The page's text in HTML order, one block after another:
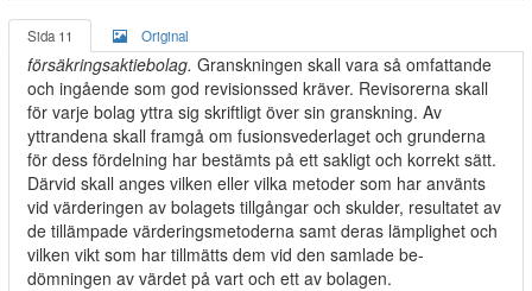
Sida 11 Original
försäkringsaktiebolag. Granskningen skall vara så omfattande
och ingående som god revisionssed kräver. Revisorerna skall
för varje bolag yttra sig skriftligt över sin granskning. Av
yttrandena skall framgå om fusionsvederlaget och grunderna
för dess fördelning har bestämts på ett sakligt och korrekt sätt.
Därvid skall anges vilken eller vilka metoder som har använts
vid värderingen av bolagets tillgångar och skulder, resultatet av
de tillämpade värderingsmetoderna samt deras lämplighet och
vilken vikt som har tillmätts dem vid den samlade be-
dömningen av värdet på vart och ett av bolagen.